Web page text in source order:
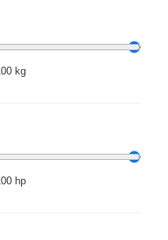
kg
hp